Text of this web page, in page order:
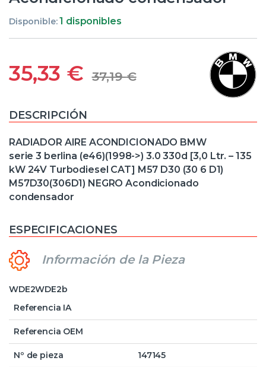
Disponible:1 disponibles
35,33 € 37,19€
DESCRIPCIÓN
RADIADOR AIRE ACONDICIONADO BMW
serie 3 berlina (e46)(1998->) 3.0 330d [3,0 Ltr. – 135
kW 24V Turbodiesel CAT] M57 D30 (30 6 D1)
M57D30(306D1) NEGRO Acondicionado
condensador
ESPECIFICACIONES
Información de la Pieza
WDE2WDE2b
Referencia IA
Referencia OEM
Nº de pieza 147145